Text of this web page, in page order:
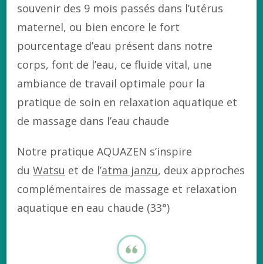
souvenir des 9 mois passés dans l’utérus
maternel, ou bien encore le fort
pourcentage d’eau présent dans notre
corps, font de l’eau, ce fluide vital, une
ambiance de travail optimale pour la
pratique de soin en relaxation aquatique et
de massage dans l’eau chaude
Notre pratique AQUAZEN s’inspire
du Watsu et de l’atma janzu, deux approches
complémentaires de massage et relaxation
aquatique en eau chaude (33°)